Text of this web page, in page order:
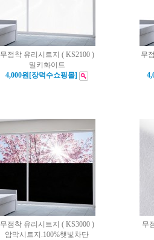
무점착 유리시트지 ( KS2100 )
밀키화이트
4,000원[장덕수쇼핑몰]
무
무점착 유리시트지 ( KS3000 )
암막시트지.100%햇빛차단
무